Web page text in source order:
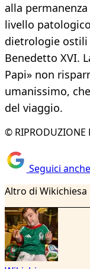
alla
livello
dietrologie ostili
Benedetto XVI.
Papi» non
umanissimo,
del viaggio.
© RIPRODUZIONE
Seguici
Altro di Wikichiesa